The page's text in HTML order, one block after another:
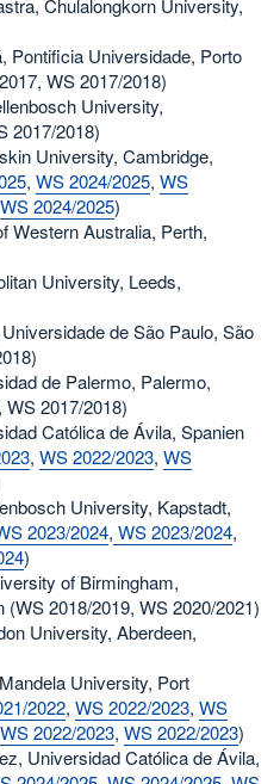
Chulalongkorn University,
Pontificia Universidade, Porto
WS 2017/2018)
University,
2017/2018)
University, Cambridge,
, WS 2024/2025, WS
WS 2024/2025)
Western Australia, Perth,
University, Leeds,
de São Paulo, São
de Palermo, Palermo,
2017/2018)
Católica de Ávila, Spanien
, WS 2022/2023, WS
University, Kapstadt,
2023/2024, WS 2023/2024,
)
of Birmingham,
2018/2019, WS 2020/2021)
University, Aberdeen,
University, Port
2022, WS 2022/2023, WS
WS 2022/2023, WS 2022/2023)
Universidad Católica de Ávila,